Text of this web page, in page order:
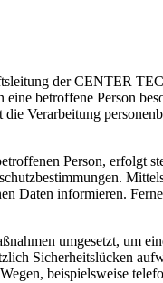
der CENTER
betroffene Person
Verarbeitung
Person, erfolgt
Daten informieren.
umgesetzt, um
Sicherheitslücken
beispielsweise